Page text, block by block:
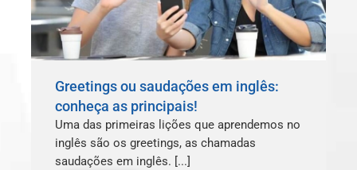
Greetings ou saudações em inglês:
conheça as principais!
Uma das primeiras lições que aprendemos no
inglês são os greetings, as chamadas
saudações em inglês. [...]